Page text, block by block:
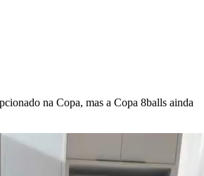
na Copa, mas a Copa 8balls ainda